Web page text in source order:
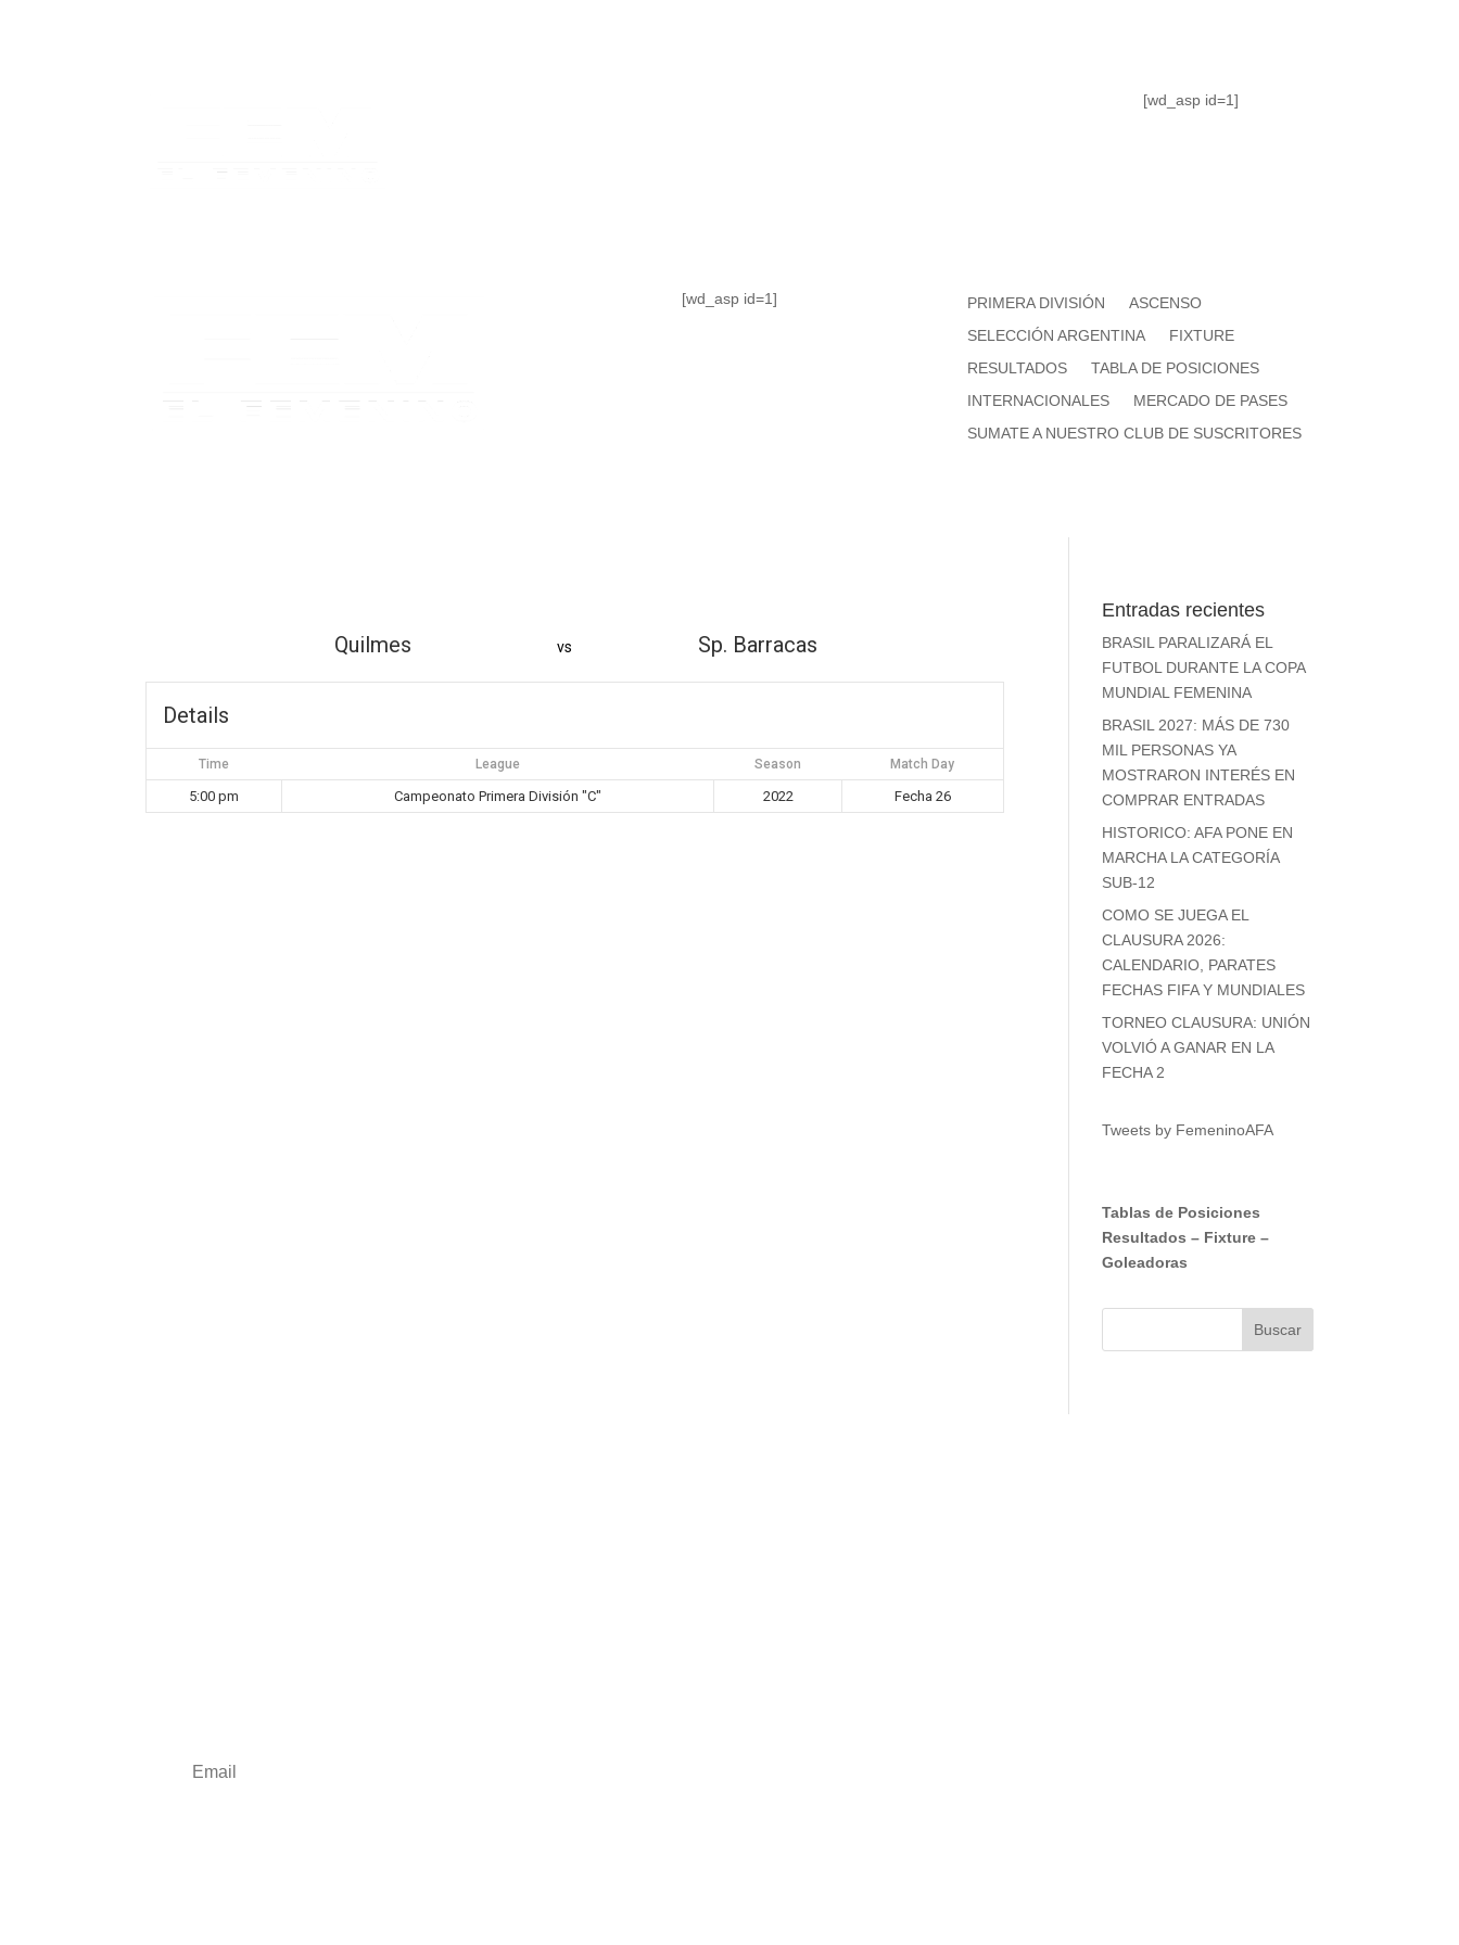
[wd_asp id=1]
[wd_asp id=1] PRIMERA DIVISIÓN
ASCENSO
SELECCIÓN ARGENTINA
FIXTURE
RESULTADOS
TABLA DE POSICIONES
INTERNACIONALES
MERCADO DE PASES
SUMATE A NUESTRO CLUB DE SUSCRITORES
Quilmes vs Sp. Barracas
Details
Time League Season Match Day
5:00 pm Campeonato Primera División "C" 2022 Fecha 26
Entradas recientes
BRASIL PARALIZARÁ EL
FUTBOL DURANTE LA COPA
MUNDIAL FEMENINA
BRASIL 2027: MÁS DE 730
MIL PERSONAS YA
MOSTRARON INTERÉS EN
COMPRAR ENTRADAS
HISTORICO: AFA PONE EN
MARCHA LA CATEGORÍA
SUB-12
COMO SE JUEGA EL
CLAUSURA 2026:
CALENDARIO, PARATES
FECHAS FIFA Y MUNDIALES
TORNEO CLAUSURA: UNIÓN
VOLVIÓ A GANAR EN LA
FECHA 2
Tweets by FemeninoAFA
Tablas de Posiciones
Resultados – Fixture –
Goleadoras